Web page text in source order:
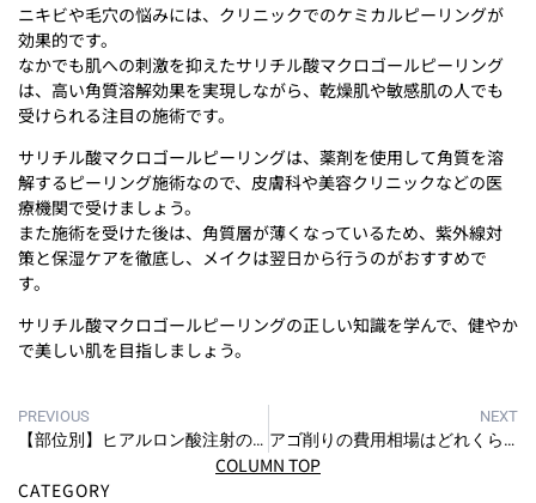
ニキビや毛穴の悩みには、クリニックでのケミカルピーリングが
効果的です。
なかでも肌への刺激を抑えたサリチル酸マクロゴールピーリング
は、高い角質溶解効果を実現しながら、乾燥肌や敏感肌の人でも
受けられる注目の施術です。
サリチル酸マクロゴールピーリングは、薬剤を使用して角質を溶
解するピーリング施術なので、皮膚科や美容クリニックなどの医
療機関で受けましょう。
また施術を受けた後は、角質層が薄くなっているため、紫外線対
策と保湿ケアを徹底し、メイクは翌日から行うのがおすすめで
す。
サリチル酸マクロゴールピーリングの正しい知識を学んで、健やか
で美しい肌を目指しましょう。
PREVIOUS
【部位別】ヒアルロン酸注射の効果とは？気になる肌悩みごとに解説
NEXT
アゴ削りの費用相場はどれくらい？気になる手術内容を解説
COLUMN TOP
CATEGORY